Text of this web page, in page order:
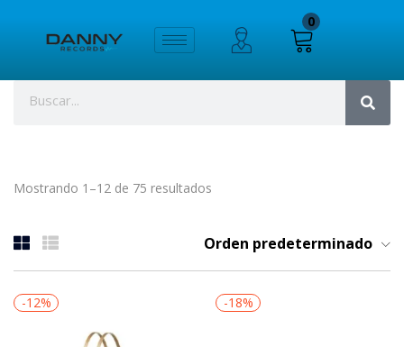
0
Mostrando 1–12 de 75 resultados
Orden predeterminado
-12% -18%